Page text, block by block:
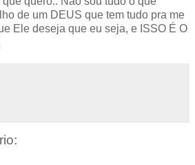
de um DEUS que tem tudo pra me
Ele deseja que eu seja, e ISSO É O